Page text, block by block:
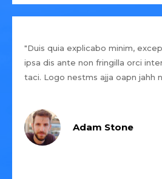
"Duis quia explicabo minim,
ipsa dis ante non fringilla orci
taci. Logo nestms ajja oapn jahh
Adam Stone